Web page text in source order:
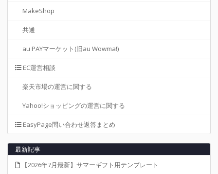
MakeShop
共通
au PAYマーケット(旧au Wowma!)
EC運営相談
楽天市場の運営に関する
Yahoo!ショッピングの運営に関する
EasyPage問い合わせ返答まとめ
最新記事
【2026年7月最新】サマーギフト用テンプレート